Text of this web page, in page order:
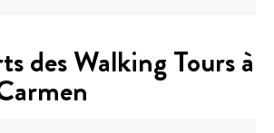
des Walking Tours à